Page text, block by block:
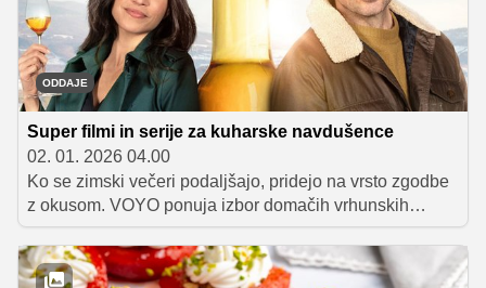
ODDAJE
Super filmi in serije za kuharske navdušence
02. 01. 2026 04.00
Ko se zimski večeri podaljšajo, pridejo na vrsto zgodbe
z okusom. VOYO ponuja izbor domačih vrhunskih
kulinaričnih oddaj in priljubljenih tujih filmov, ki
navdihujejo, zabavajo in ogrejejo. Spodaj smo pripravili
izbor, ki ga ljubitelji kulinarike ne smejo spregledati.